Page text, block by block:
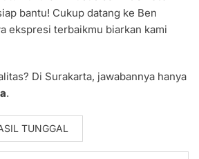
bantu! Cukup datang ke Ben
ekspresi terbaikmu biarkan kami
Di Surakarta, jawabannya hanya
.
TUNGGAL